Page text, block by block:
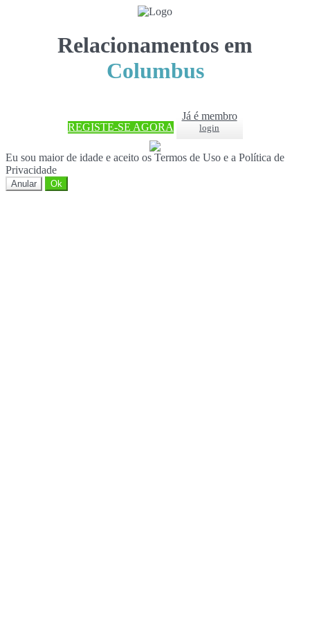
Relacionamentos em
Columbus
REGISTE-SE AGORA
Já é membro
login
Eu sou maior de idade e aceito os Termos de Uso e a Política de
Privacidade
Anular Ok